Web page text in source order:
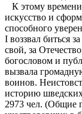
К этому времени
искусство и
способного
I воззвал биться
свой, за
богословом и
вызвала
воинов.
историю
2973 чел. (Общие